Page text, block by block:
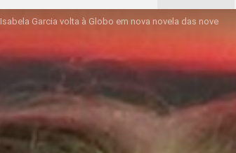
Isabela Garcia volta à Globo em nova novela das nove